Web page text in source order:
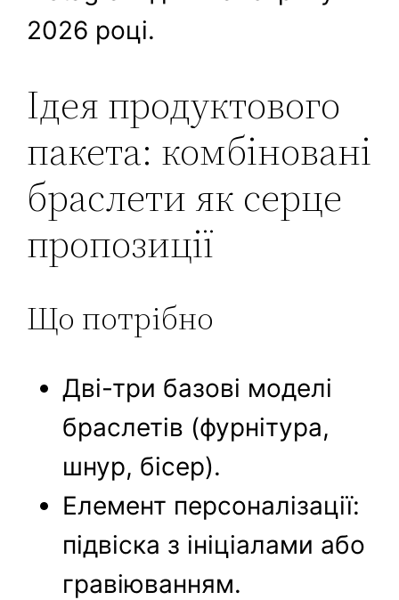
2026 році.
Ідея продуктового
пакета: комбіновані
браслети як серце
пропозиції
Що потрібно
Дві-три базові моделі
браслетів (фурнітура,
шнур, бісер).
Елемент персоналізації:
підвіска з ініціалами або
гравіюванням.